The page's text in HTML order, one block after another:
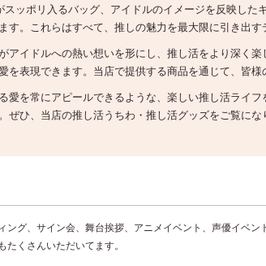
ッポリ入るバッグ、アイドルのイメージを反映し
。これらはすべて、推しの魅力を最大限に引き出
アイドルへの熱い想いを形にし、推し活をより深く
を表現できます。当店で提供する商品を通じて、皆
愛を常にアピールできるような、楽しい推し活ライ
ひ、当店の推し活うちわ・推し活グッズをご覧に
グ、サイン会、舞台挨拶、アニメイベント、声優イベ
くさんいただいてます。